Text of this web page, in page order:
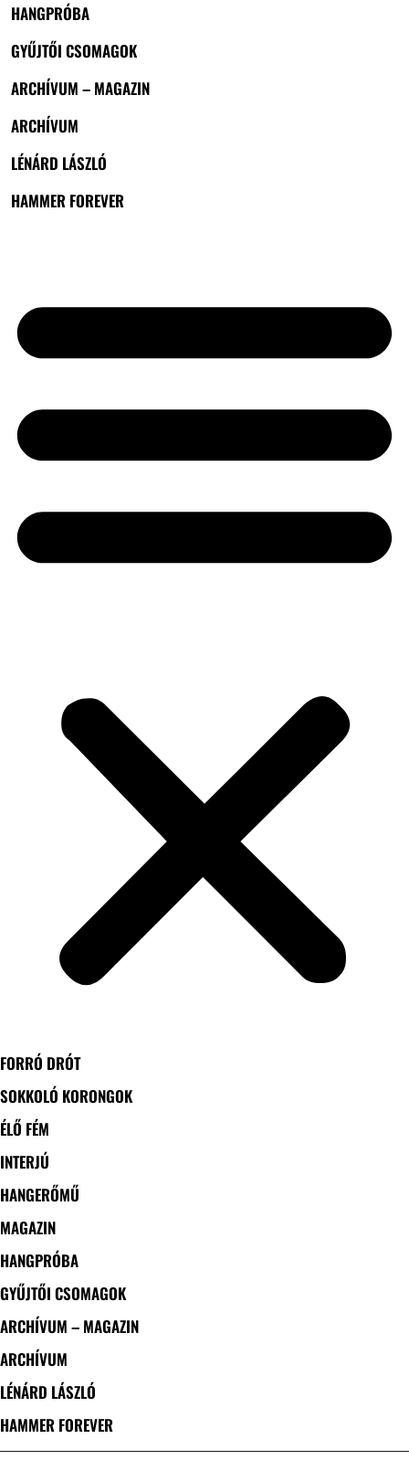
HANGPRÓBA
GYŰJTŐI CSOMAGOK
ARCHÍVUM – MAGAZIN
ARCHÍVUM
LÉNÁRD LÁSZLÓ
HAMMER FOREVER
FORRÓ DRÓT
SOKKOLÓ KORONGOK
ÉLŐ FÉM
INTERJÚ
HANGERŐMŰ
MAGAZIN
HANGPRÓBA
GYŰJTŐI CSOMAGOK
ARCHÍVUM – MAGAZIN
ARCHÍVUM
LÉNÁRD LÁSZLÓ
HAMMER FOREVER